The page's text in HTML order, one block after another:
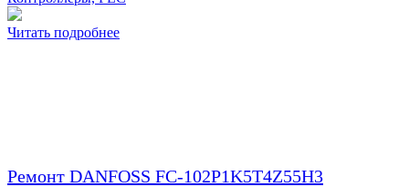
Читать подробнее
Ремонт DANFOSS FC-102P1K5T4Z55H3